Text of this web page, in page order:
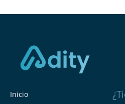
Inicio